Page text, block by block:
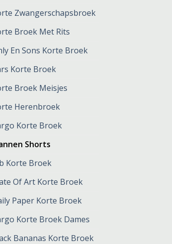
Zwangerschapsbroek
Broek Met Rits
En Sons Korte Broek
Korte Broek
Broek Meisjes
Herenbroek
Korte Broek
Shorts
Korte Broek
Of Art Korte Broek
Paper Korte Broek
Korte Broek Dames
Bananas Korte Broek